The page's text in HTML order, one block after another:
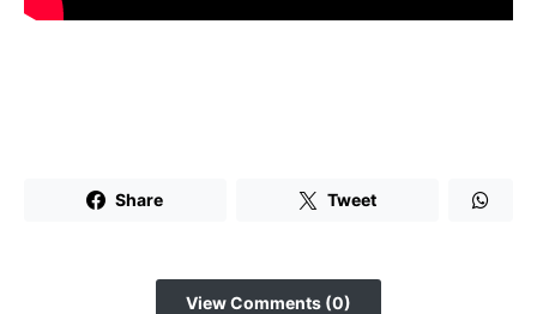
Share Tweet
View Comments (0)